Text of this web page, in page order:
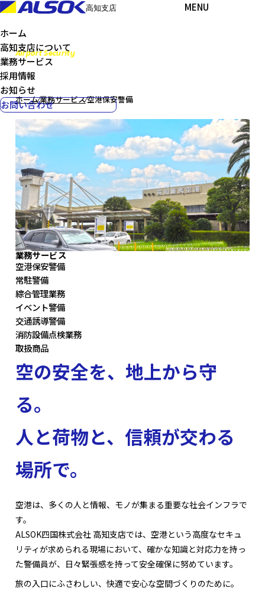
高知支店 MENU
ホーム
高知支店について
業務サービス
採用情報
お知らせ
お問い合わせ
Airport Security
空港保安警備
ホーム⁄業務サービス⁄空港保安警備
業務サービス
空港保安警備
常駐警備
綜合管理業務
イベント警備
交通誘導警備
消防設備点検業務
取扱商品
空の安全を、地上から守
る。
人と荷物と、信頼が交わる
場所で。
空港は、多くの人と情報、モノが集まる重要な社会インフラで
す。
ALSOK四国株式会社 高知支店では、空港という高度なセキュ
リティが求められる現場において、確かな知識と対応力を持っ
た警備員が、日々緊張感を持って安全確保に努めています。
旅の入口にふさわしい、快適で安心な空間づくりのために。